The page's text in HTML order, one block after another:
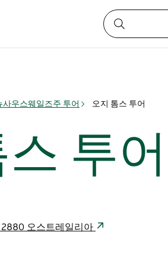
사우스웨일즈주 투어 오지 톰스 투어
투어
오스트레일리아